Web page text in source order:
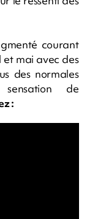
courant
mai avec des
des normales
de
: